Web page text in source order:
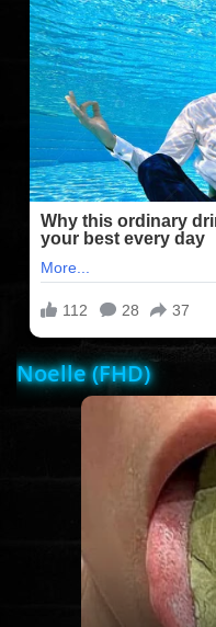
FILMEK (2025-ÖS)
FILMEK (2024-ES)
FILMEK (2023-AS)
FILMEK (2022-ES)
FELIRATOS FILMEK
AKCIÓ
Noelle (FHD)